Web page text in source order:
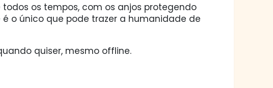
os tempos, com os anjos protegendo
o único que pode trazer a humanidade de
quiser, mesmo offline.